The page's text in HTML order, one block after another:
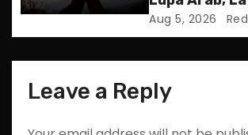
o
n
Aug 5, 2026
Leave a Reply